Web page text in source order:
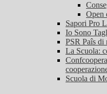
Open
Sapori Pro
Io Sono
PSR Paîs di
La Scuola:
Scuola di